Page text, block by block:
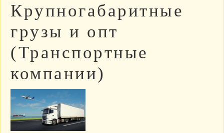
Крупногабаритные
грузы и опт
(Транспортные
компании)